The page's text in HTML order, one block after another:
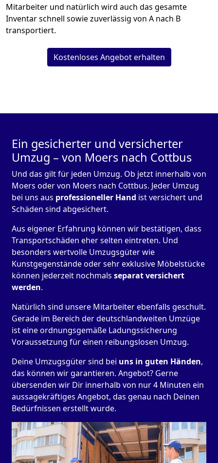
Mitarbeiter und natürlich wird auch das gesamte
Inventar schnell sowie zuverlässig von A nach B
transportiert.
Kostenloses Angebot erhalten
Ein gesicherter und versicherter
Umzug – von Moers nach Cottbus
Und das gilt für jeden Umzug. Ob jetzt innerhalb von
Moers oder von Moers nach Cottbus. Jeder Umzug
bei uns aus professioneller Hand ist versichert und
Schäden sind abgesichert.
Aus eigener Erfahrung können wir bestätigen, dass
Transportschäden eher selten eintreten. Und
besonders wertvolle Umzugsgüter wie
Kunstgegenstände oder sehr exklusive Möbelstücke
können jederzeit nochmals separat versichert
werden.
Natürlich sind unsere Mitarbeiter ebenfalls geschult.
Gerade im Bereich der deutschlandweiten Umzüge
ist eine ordnungsgemäße Ladungssicherung
Voraussetzung für einen reibungslosen Umzug.
Deine Umzugsgüter sind bei uns in guten Händen,
das können wir garantieren. Angebot? Gerne
übersenden wir Dir innerhalb von nur 4 Minuten ein
aussagekräftiges Angebot, das genau nach Deinen
Bedürfnissen erstellt wurde.